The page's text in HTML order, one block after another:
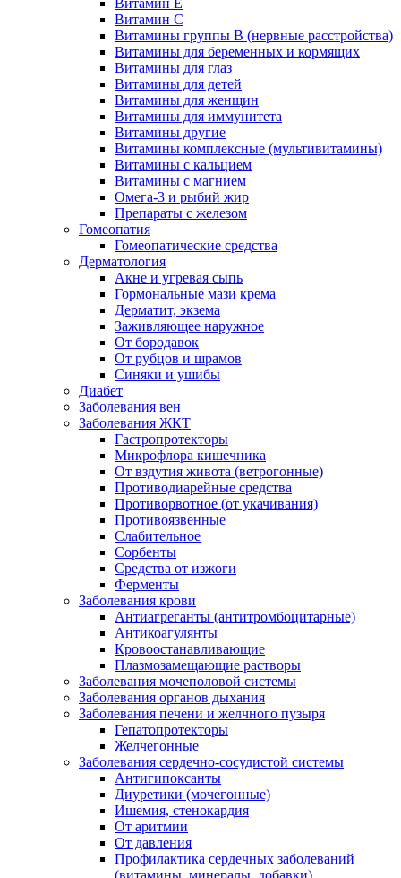
Витамин Е
Витамин С
Витамины группы В (нервные расстройства)
Витамины для беременных и кормящих
Витамины для глаз
Витамины для детей
Витамины для женщин
Витамины для иммунитета
Витамины другие
Витамины комплексные (мультивитамины)
Витамины с кальцием
Витамины с магнием
Омега-3 и рыбий жир
Препараты с железом
Гомеопатия
Гомеопатические средства
Дерматология
Акне и угревая сыпь
Гормональные мази крема
Дерматит, экзема
Заживляющее наружное
От бородавок
От рубцов и шрамов
Синяки и ушибы
Диабет
Заболевания вен
Заболевания ЖКТ
Гастропротекторы
Микрофлора кишечника
От вздутия живота (ветрогонные)
Противодиарейные средства
Противорвотное (от укачивания)
Противоязвенные
Слабительное
Сорбенты
Средства от изжоги
Ферменты
Заболевания крови
Антиагреганты (антитромбоцитарные)
Антикоагулянты
Кровоостанавливающие
Плазмозамещающие растворы
Заболевания мочеполовой системы
Заболевания органов дыхания
Заболевания печени и желчного пузыря
Гепатопротекторы
Желчегонные
Заболевания сердечно-сосудистой системы
Антигипоксанты
Диуретики (мочегонные)
Ишемия, стенокардия
От аритмии
От давления
Профилактика сердечных заболеваний
(витамины, минералы, добавки)